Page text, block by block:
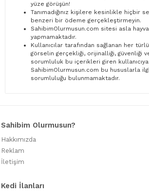
yüze görüşün!
Tanımadığınız kişilere kesinlikle hiçbir
benzeri bir ödeme gerçekleştirmeyin.
SahibimOlurmusun.com sitesi asla
yapmamaktadır.
Kullanıcılar tarafından sağlanan her
görselin gerçekliği, orijinalliği, güvenliği
sorumluluk bu içerikleri giren
SahibimOlurmusun.com bu hususlarla
sorumluluğu bulunmamaktadır.
Sahibim Olurmusun?
Hakkımızda
Reklam
İletişim
Kedi İlanları